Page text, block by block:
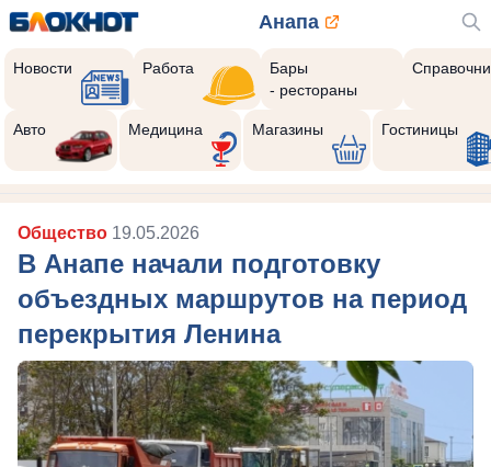
Анапа
Новости Работа
Бары
- рестораны
Авто Медицина Магазины Гостиницы
Общество 19.05.2026
В Анапе начали подготовку
объездных маршрутов на период
перекрытия Ленина